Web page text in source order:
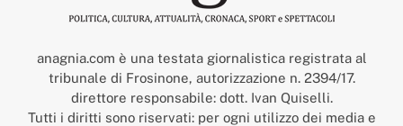
anagnia.com è una testata giornalistica registrata al
tribunale di Frosinone, autorizzazione n. 2394/17.
direttore responsabile: dott. Ivan Quiselli.
Tutti i diritti sono riservati: per ogni utilizzo dei media e